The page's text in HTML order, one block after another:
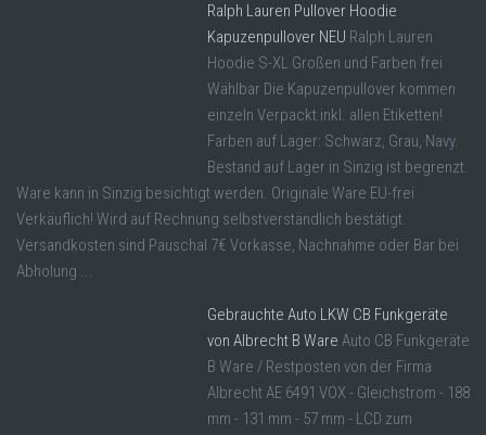
Ralph Lauren Pullover Hoodie
Kapuzenpullover NEU Ralph Lauren
Hoodie S-XL Großen und Farben frei
Wählbar Die Kapuzenpullover kommen
einzeln Verpackt inkl. allen Etiketten!
Farben auf Lager: Schwarz, Grau, Navy.
Bestand auf Lager in Sinzig ist begrenzt.
Ware kann in Sinzig besichtigt werden. Originale Ware EU-frei
Verkäuflich! Wird auf Rechnung selbstverständlich bestätigt.
Versandkosten sind Pauschal 7€ Vorkasse, Nachnahme oder Bar bei
Abholung ...
Gebrauchte Auto LKW CB Funkgeräte
von Albrecht B Ware Auto CB Funkgeräte
B Ware / Restposten von der Firma
Albrecht AE 6491 VOX - Gleichstrom - 188
mm - 131 mm - 57 mm - LCD zum